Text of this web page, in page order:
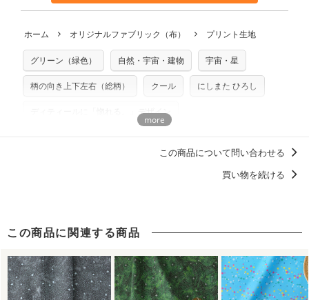
※カットを希望の方は備考欄に「50cmずつカット希望」など
ご記載ください（50cm単位でのカットのみ）
プリント布の仕様についてもっと詳しく見る
※土日祝は営業日に含まれません。
※配送日のご指定は承れません。出来上がり次第、順次発送
も不要です。（製品化した際に起こる全ての問題、クレーム
いませんのでご了承ください）
※有料型紙（ホームソーイング型紙シリーズ）および柄がえ
らべるキットに付属された型紙は商用利用できませんのでご
注意ください。型紙自体の転用・販売および型紙を使用して
商用利用についての詳細はこちら
ホーム オリジナルファブリック（布） プリント生地
グリーン（緑色） 自然・宇宙・建物 宇宙・星
柄の向き上下左右（総柄） クール にしまた ひろし
ディティールに「惚れる。」デザイン
この商品について問い合わせる
買い物を続ける
この商品に関連する商品